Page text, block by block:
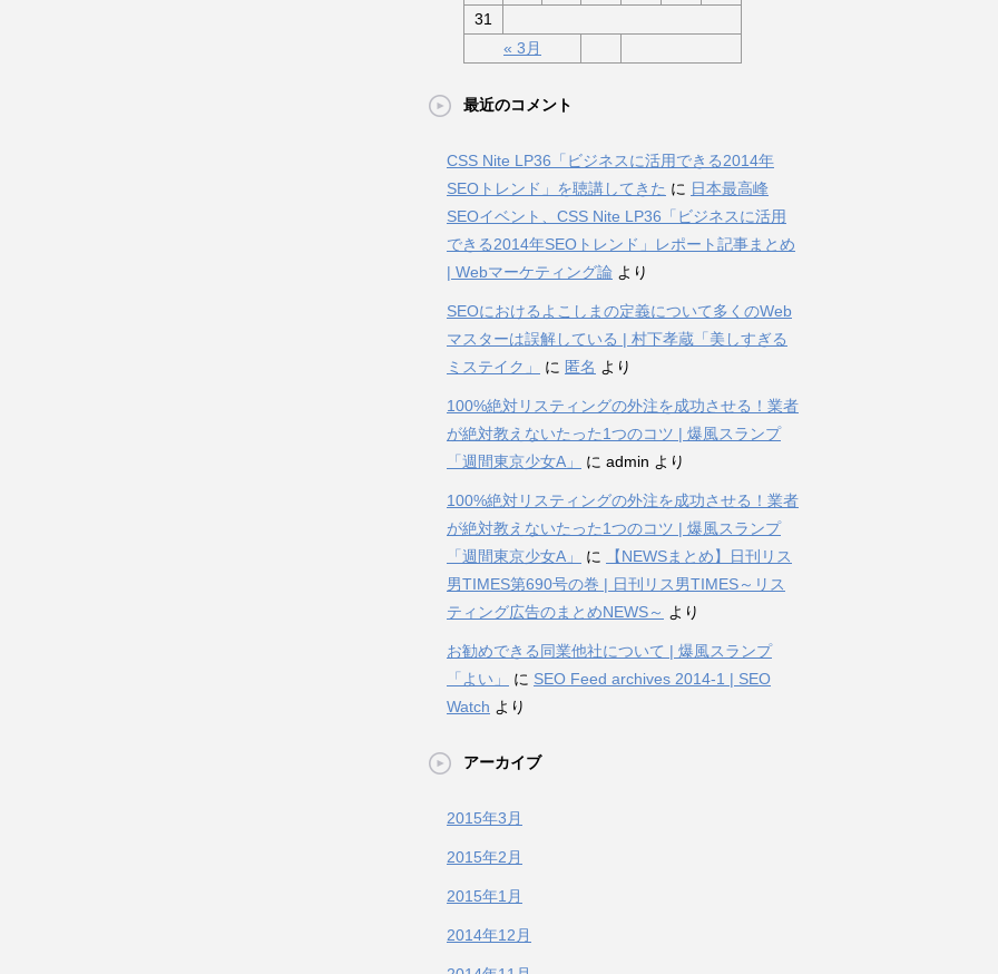
« 3月
31
最近のコメント
CSS Nite LP36「ビジネスに活用できる2014年
SEOトレンド」を聴講してきた に 日本最高峰
SEOイベント、CSS Nite LP36「ビジネスに活用
できる2014年SEOトレンド」レポート記事まとめ
| Webマーケティング論 より
SEOにおけるよこしまの定義について多くのWeb
マスターは誤解している | 村下孝蔵「美しすぎる
ミステイク」
に 匿名 より
100%絶対リスティングの外注を成功させる！業者
が絶対教えないたった1つのコツ | 爆風スランプ
「週間東京少女A」
に admin より
100%絶対リスティングの外注を成功させる！業者
が絶対教えないたった1つのコツ | 爆風スランプ
「週間東京少女A」
に
【NEWSまとめ】日刊リス
男TIMES第690号の巻 | 日刊リス男TIMES～リス
ティング広告のまとめNEWS～ より
お勧めできる同業他社について | 爆風スランプ
「よい」
に SEO Feed archives 2014-1 | SEO
Watch より
アーカイブ
2015年3月
2015年2月
2015年1月
2014年12月